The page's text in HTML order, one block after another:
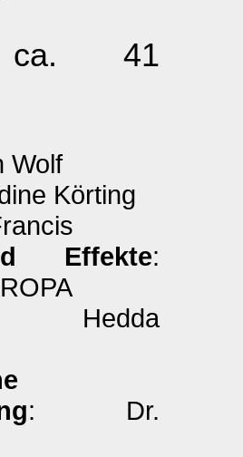
41
Wolf
Körting
Effekte:
: Dr.